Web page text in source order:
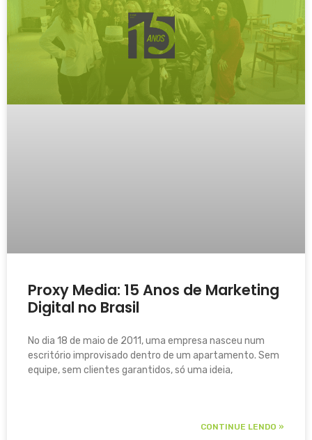
Proxy Media: 15 Anos de Marketing
Digital no Brasil
No dia 18 de maio de 2011, uma empresa nasceu num
escritório improvisado dentro de um apartamento. Sem
equipe, sem clientes garantidos, só uma ideia,
CONTINUE LENDO »